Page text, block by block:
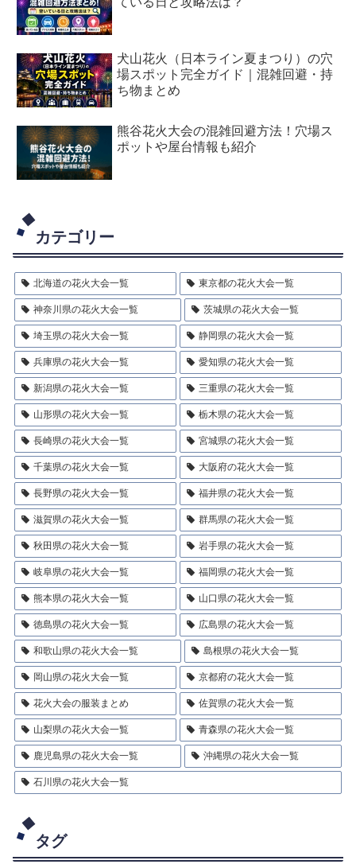
犬山花火（日本ライン夏まつり）の穴
場スポット完全ガイド｜混雑回避・持
ち物まとめ
熊谷花火大会の混雑回避方法！穴場ス
ポットや屋台情報も紹介
カテゴリー
北海道の花火大会一覧 東京都の花火大会一覧
神奈川県の花火大会一覧 茨城県の花火大会一覧
埼玉県の花火大会一覧 静岡県の花火大会一覧
兵庫県の花火大会一覧 愛知県の花火大会一覧
新潟県の花火大会一覧 三重県の花火大会一覧
山形県の花火大会一覧 栃木県の花火大会一覧
長崎県の花火大会一覧 宮城県の花火大会一覧
千葉県の花火大会一覧 大阪府の花火大会一覧
長野県の花火大会一覧 福井県の花火大会一覧
滋賀県の花火大会一覧 群馬県の花火大会一覧
秋田県の花火大会一覧 岩手県の花火大会一覧
岐阜県の花火大会一覧 福岡県の花火大会一覧
熊本県の花火大会一覧 山口県の花火大会一覧
徳島県の花火大会一覧 広島県の花火大会一覧
和歌山県の花火大会一覧 島根県の花火大会一覧
岡山県の花火大会一覧 京都府の花火大会一覧
花火大会の服装まとめ 佐賀県の花火大会一覧
山梨県の花火大会一覧 青森県の花火大会一覧
鹿児島県の花火大会一覧 沖縄県の花火大会一覧
石川県の花火大会一覧
タグ